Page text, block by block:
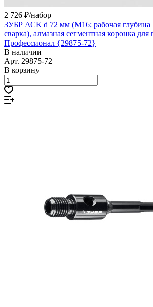
2 726 ₽/набор
ЗУБР АСК d 72 мм (М16; рабочая глубина
сварка), алмазная сегментная коронка для
Профессионал {29875-72}
В наличии
Арт. 29875-72
В корзину